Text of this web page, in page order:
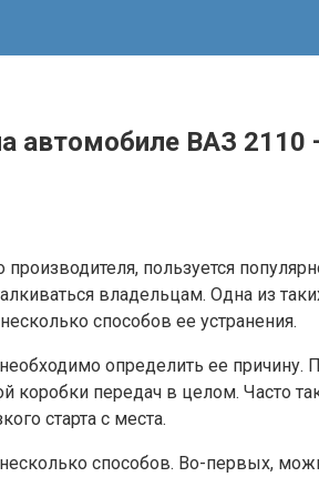
автомобиле ВАЗ
пользуется
владельцам. Одна из
способов ее устранения.
определить ее причину.
коробки передач в целом. Часто
старта с места.
способов. Во-первых,